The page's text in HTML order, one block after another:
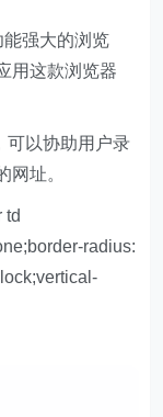
强大的浏览
用这款浏览器
可以协助用户录
网址。
td
radius: